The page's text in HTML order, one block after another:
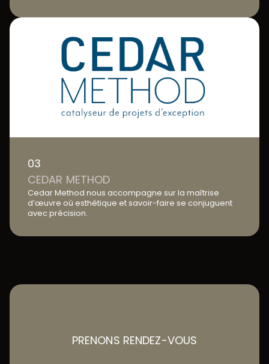
03
CEDAR METHOD
Cedar Method nous accompagne sur la maîtrise
d’œuvre où esthétique et savoir-faire se conjuguent
avec précision.
PRENONS RENDEZ-VOUS